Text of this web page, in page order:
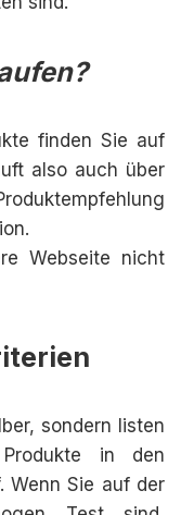
finden Sie auf
also auch über
Webseite nicht
sondern listen
in den
Wenn Sie auf der